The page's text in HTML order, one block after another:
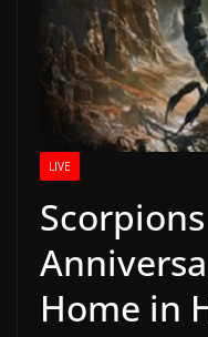
LIVE
Home in